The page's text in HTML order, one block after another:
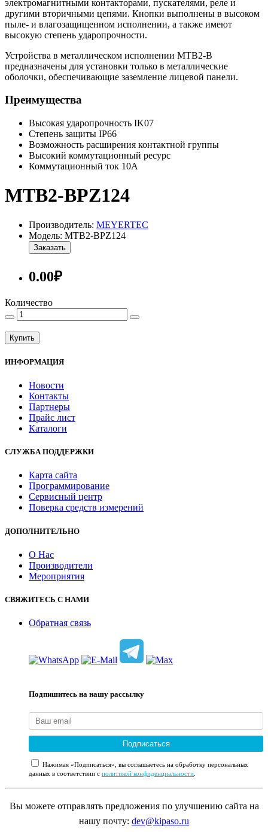
электромагнитными контакторами, пускателями, реле и
другими вторичными цепями. Кнопки выполнены в высоком
пыле- и влагозащищенном исполнении, а также имеют
высокую степень ударопрочности.
Устройства в металлическом исполнении MTB2-B
предназначены для установки только в металлические
оболочки, обеспечивающие заземление лицевой панели.
Преимущества
Высокая ударопрочность IK07
Степень защиты IP66
Возможность расширения контактной группы
Высокий коммутационный ресурс
Коммутационный ток 10А
MTB2-BPZ124
Производитель: MEYERTEC
Модель: MTB2-BPZ124
Заказать
0.00₽
Количество
Купить
ИНФОРМАЦИЯ
Новости
Контакты
Партнеры
Прайс лист
Каталоги
СЛУЖБА ПОДДЕРЖКИ
Карта сайта
Программирование
Сервисный центр
Поверка средств измерений
ДОПОЛНИТЕЛЬНО
О Нас
Производители
Мероприятия
СВЯЖИТЕСЬ С НАМИ
Обратная связь
Подпишитесь на нашу рассылку
Подписаться
Нажимая «Подписаться», вы соглашаетесь на обработку персональных
данных в соответствии с политикой конфиденциальности
Вы можете отправлять предложения по улучшению сайта на
нашу почту: dev@kipaso.ru